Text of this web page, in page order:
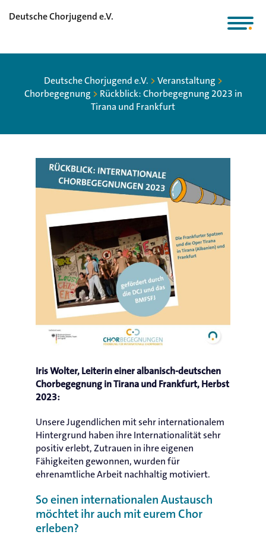
Deutsche Chorjugend e.V.
Deutsche Chorjugend e.V. >Veranstaltung >
Chorbegegnung > Rückblick: Chorbegegnung 2023 in
Tirana und Frankfurt
Iris Wolter, Leiterin einer albanisch-deutschen
Chorbegegnung in Tirana und Frankfurt, Herbst
2023:
Unsere Jugendlichen mit sehr internationalem
Hintergrund haben ihre Internationalität sehr
positiv erlebt, Zutrauen in ihre eigenen
Fähigkeiten gewonnen, wurden für
ehrenamtliche Arbeit nachhaltig motiviert.
So einen internationalen Austausch
möchtet ihr auch mit eurem Chor
erleben?